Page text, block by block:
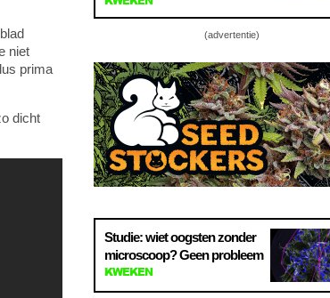
niet
prima
dicht
(advertentie)
Studie: wiet oogsten zonder
microscoop? Geen probleem
KWEKEN